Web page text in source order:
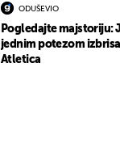
ODUŠEVIO
Pogledajte majstoriju:
jednim potezom
Atletica